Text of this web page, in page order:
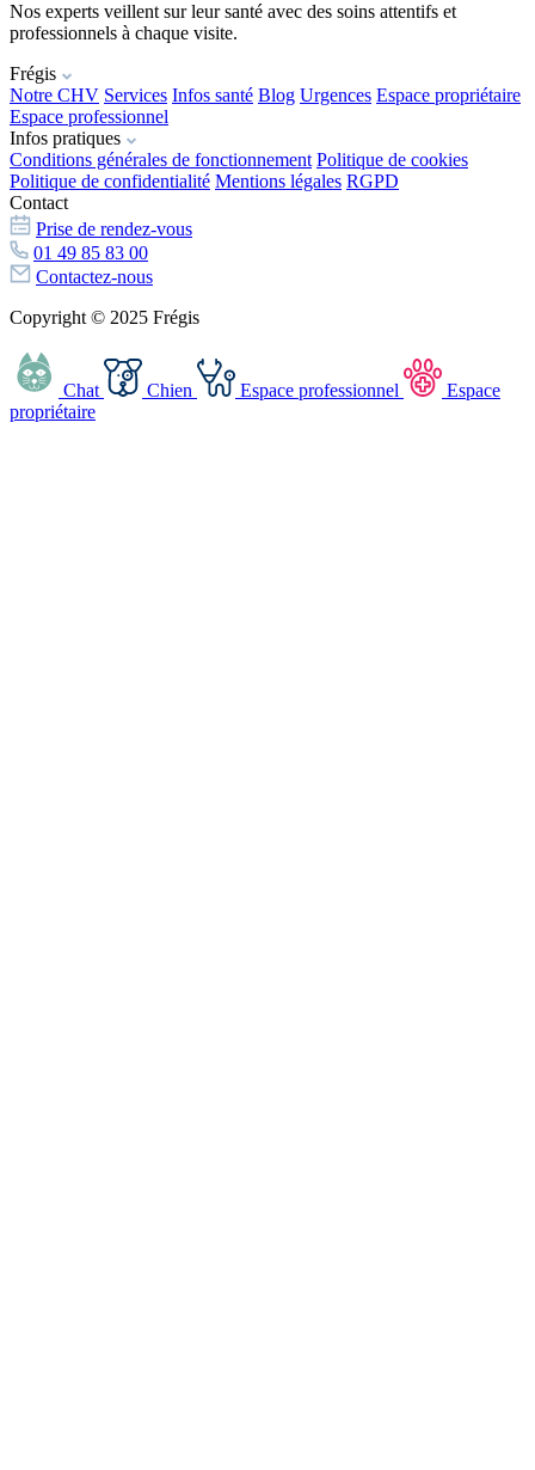
Nos experts veillent sur leur santé avec des soins attentifs et
professionnels à chaque visite.
Frégis
Notre CHV Services Infos santé Blog Urgences Espace propriétaire
Espace professionnel
Infos pratiques
Conditions générales de fonctionnement Politique de cookies
Politique de confidentialité Mentions légales RGPD
Contact
Prise de rendez-vous
01 49 85 83 00
Contactez-nous
Copyright © 2025 Frégis
Chat Chien Espace professionnel
Espace
propriétaire